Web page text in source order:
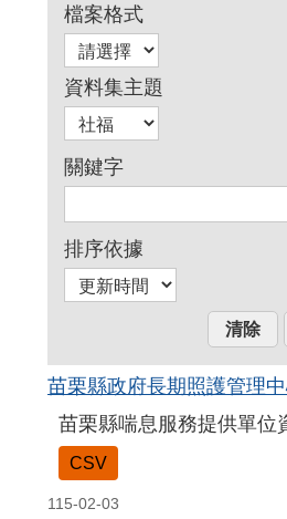
檔案格式
資料集主題
關鍵字
排序依據
苗栗縣政府長期照護管理
苗栗縣喘息服務提供單位
CSV
115-02-03